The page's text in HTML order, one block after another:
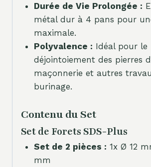
Durée de Vie Prolongée :
métal dur à 4 pans pour
maximale.
Polyvalence : Idéal pour le
déjointoiement des pierres
maçonnerie et autres
burinage.
Contenu du Set
Set de Forets SDS-Plus
Set de 2 pièces : 1x Ø 12
mm